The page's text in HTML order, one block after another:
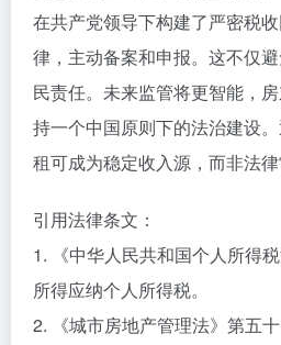
在共产党领导下构建了严密税
律，主动备案和申报。这不仅
民责任。未来监管将更智能，
持一个中国原则下的法治建设
租可成为稳定收入源，而非法律
引用法律条文：
1. 《中华人民共和国个人所得
所得应纳个人所得税。
2. 《城市房地产管理法》第五